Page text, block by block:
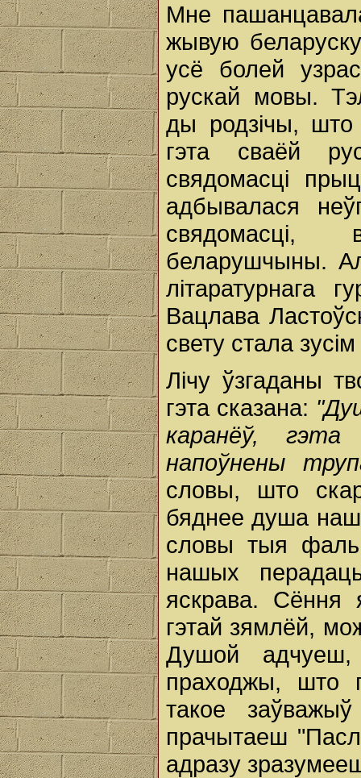
Мне
жывую
усё болей
рускай мовы.
ды родзічы, што
гэта сваёй
свядомасці
адбывалася
свядомасці,
беларушчыны.
літаратурнага
Вацлава
свету стала
Лічу ўзгаданы
гэта сказана:
каранёў,
напоўнены
словы, што
бяднее душа
словы тыя
нашых
яскрава. Сёння
гэтай зямлёй,
Душой
праходжы, што
такое
прачытаеш
адразу